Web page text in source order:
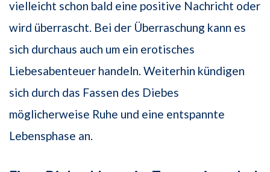
vielleicht schon bald eine positive Nachricht oder
wird überrascht. Bei der Überraschung kann es
sich durchaus auch um ein erotisches
Liebesabenteuer handeln. Weiterhin kündigen
sich durch das Fassen des Diebes
möglicherweise Ruhe und eine entspannte
Lebensphase an.